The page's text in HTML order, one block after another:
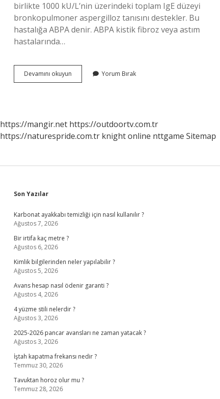
birlikte 1000 kU/L’nin üzerindeki toplam IgE düzeyi
bronkopulmoner aspergilloz tanısını destekler. Bu
hastalığa ABPA denir. ABPA kistik fibroz veya astım
hastalarında…
Devamını okuyun
Ige
Yorum Bırak
https://mangir.net https://outdoortv.com.tr
https://naturespride.com.tr knight online nttgame Sitemap
Sidebar
Son Yazılar
Karbonat ayakkabı temizliği için nasıl kullanılır ?
Ağustos 7, 2026
Bir irtifa kaç metre ?
Ağustos 6, 2026
Kimlik bilgilerinden neler yapılabilir ?
Ağustos 5, 2026
Avans hesap nasıl ödenir garanti ?
Ağustos 4, 2026
4 yüzme stili nelerdir ?
Ağustos 3, 2026
2025-2026 pancar avansları ne zaman yatacak ?
Ağustos 3, 2026
İştah kapatma frekansı nedir ?
Temmuz 30, 2026
Tavuktan horoz olur mu ?
Temmuz 28, 2026